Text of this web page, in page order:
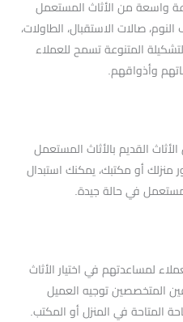
واسعة من الأثاث المستعمل
صالات الاستقبال، الطاولات،
المتنوعة تسمح للعملاء
وأذواقهم.
القديم بالأثاث المستعمل
منزلك أو مكتبك، يمكنك استبدال
في حالة جيدة.
لمساعدتهم في اختيار الأثاث
المتخصصين توجيه العميل
المتاحة في المنزل أو المكتب.